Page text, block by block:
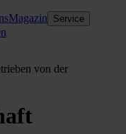
Magazin Service
von der